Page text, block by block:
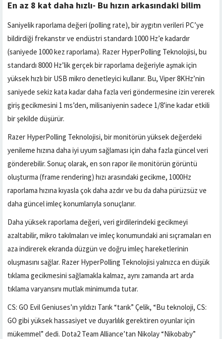
En az 8 kat daha hızlı- Bu hızın arkasındaki bilim
Saniyelik raporlama değeri (polling rate), bir aygıtın verileri PC’ye
bildirdiği frekanstır ve endüstri standardı 1000 Hz’e kadardır
(saniyede 1000 kez raporlama). Razer HyperPolling Teknolojisi, bu
standardı 8000 Hz’lik gerçek bir raporlama değeriyle aşmak için
yüksek hızlı bir USB mikro denetleyici kullanır. Bu, Viper 8KHz’nin
saniyede sekiz kata kadar daha fazla veri göndermesine izin vererek
giriş gecikmesini 1 ms’den, milisaniyenin sadece 1/8’ine kadar etkili
bir şekilde düşürür.
Razer HyperPolling Teknolojisi, bir monitörün yüksek değerdeki
yenileme hızına daha iyi uyum sağlaması için daha fazla güncel veri
gönderebilir. Sonuç olarak, en son rapor ile monitörün görüntü
oluşturma (frame rendering) hızı arasındaki gecikme, 1000Hz
raporlama hızına kıyasla çok daha azdır ve bu da daha pürüzsüz ve
daha güncel imleç konumlarıyla sonuçlanır.
Daha yüksek raporlama değeri, veri girdilerindeki gecikmeyi
azaltabilir, mikro takılmaları ve imleç konumundaki ani sıçramaları en
aza indirerek ekranda düzgün ve doğru imleç hareketlerinin
oluşmasını sağlar. Razer HyperPolling Teknolojisi yalnızca en düşük
tıklama gecikmesini sağlamakla kalmaz, aynı zamanda art arda
tıklama varyansını mutlak minimumda tutar.
CS: GO Evil Geniuses’ın yıldızı Tarık “tarık” Çelik, “Bu teknoloji, CS:
GO gibi yüksek hassasiyet ve duyarlılık gerektiren oyunlar için
mükemmel” dedi. Dota2 Team Alliance’tan Nikolay “Nikobaby”